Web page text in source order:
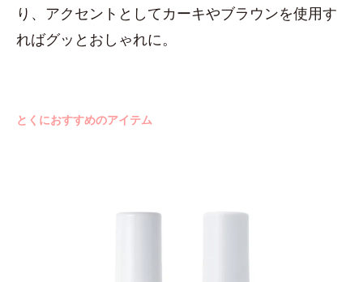
り、アクセントとしてカーキやブラウンを使用す
ればグッとおしゃれに。
とくにおすすめのアイテム